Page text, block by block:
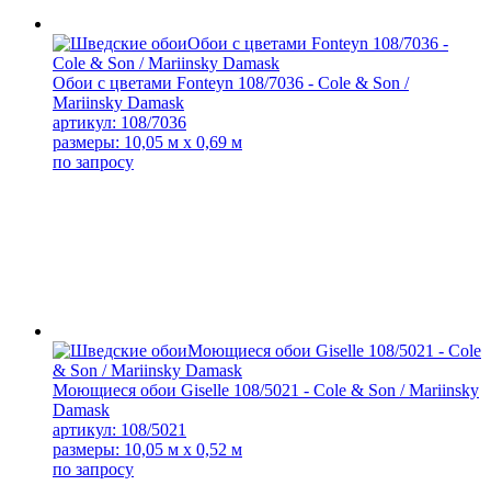
Обои с цветами Fonteyn 108/7036 - Cole & Son /
Mariinsky Damask
артикул: 108/7036
размеры: 10,05 м x 0,69 м
по запросу
Моющиеся обои Giselle 108/5021 - Cole & Son / Mariinsky
Damask
артикул: 108/5021
размеры: 10,05 м x 0,52 м
по запросу